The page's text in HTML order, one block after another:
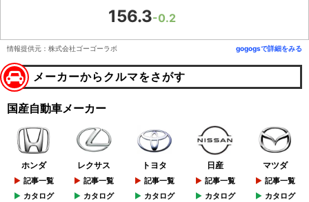
156.3-0.2
情報提供元：株式会社ゴーゴーラボ gogogsで詳細をみる
メーカーからクルマをさがす
国産自動車メーカー
ホンダ
記事一覧
カタログ
レクサス
記事一覧
カタログ
トヨタ
記事一覧
カタログ
日産
記事一覧
カタログ
マツダ
記事一覧
カタログ